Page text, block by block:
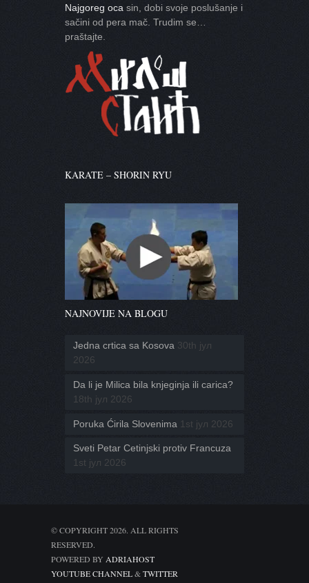
Najgoreg oca sin, dobi svoje poslušanje i
sačini od pera mač. Trudim se…
praštajte.
KARATE – SHORIN RYU
NAJNOVIJE NA BLOGU
Jedna crtica sa Kosova 30th јул
2026
Da li je Milica bila knjeginja ili carica?
18th јул 2026
Poruka Ćirila Slovenima 1st јул 2026
Sveti Petar Cetinjski protiv Francuza
1st јул 2026
© COPYRIGHT 2026. ALL RIGHTS
RESERVED.
POWERED BY ADRIAHOST
YOUTUBE CHANNEL& TWITTER